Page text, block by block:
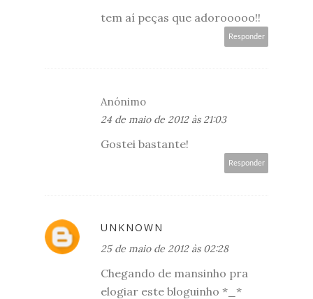
tem aí peças que adorooooo!!
Responder
Anónimo
24 de maio de 2012 às 21:03
Gostei bastante!
Responder
UNKNOWN
25 de maio de 2012 às 02:28
Chegando de mansinho pra
elogiar este bloguinho *_*